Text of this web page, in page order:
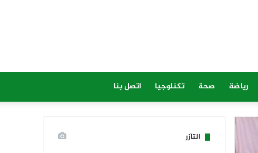
رياضة صحة تكنلوجيا اتصل بنا
التآزر